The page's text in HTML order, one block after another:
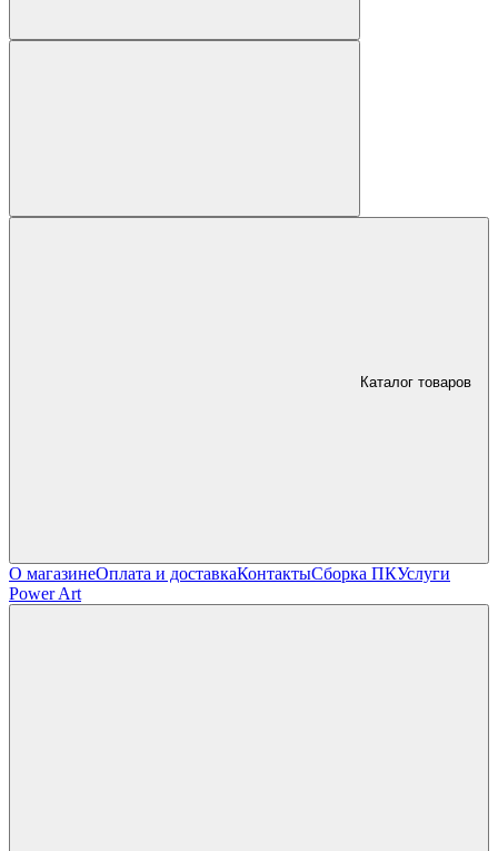
Каталог товаров
О магазинеОплата и доставкаКонтактыСборка ПКУслуги
Power Art